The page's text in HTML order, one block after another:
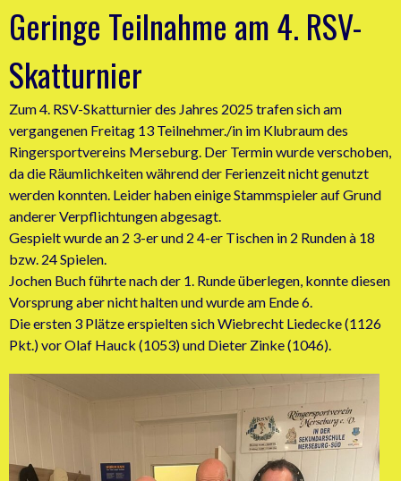
Geringe Teilnahme am 4. RSV-
Skatturnier
Zum 4. RSV-Skatturnier des Jahres 2025 trafen sich am
vergangenen Freitag 13 Teilnehmer./in im Klubraum des
Ringersportvereins Merseburg. Der Termin wurde verschoben,
da die Räumlichkeiten während der Ferienzeit nicht genutzt
werden konnten. Leider haben einige Stammspieler auf Grund
anderer Verpflichtungen abgesagt.
Gespielt wurde an 2 3-er und 2 4-er Tischen in 2 Runden à 18
bzw. 24 Spielen.
Jochen Buch führte nach der 1. Runde überlegen, konnte diesen
Vorsprung aber nicht halten und wurde am Ende 6.
Die ersten 3 Plätze erspielten sich Wiebrecht Liedecke (1126
Pkt.) vor Olaf Hauck (1053) und Dieter Zinke (1046).